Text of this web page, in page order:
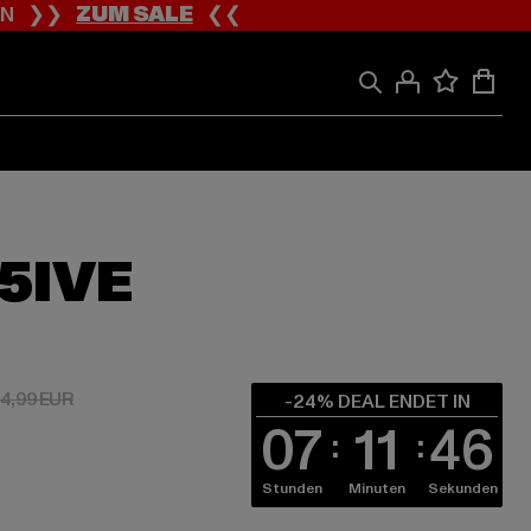
❯❯ZUM SALE❮❮
EUR
EURAktionspreis: 24,99 EUR
-24% DEAL ENDET IN
07
Stunden 11
Minuten 45
Sekunden